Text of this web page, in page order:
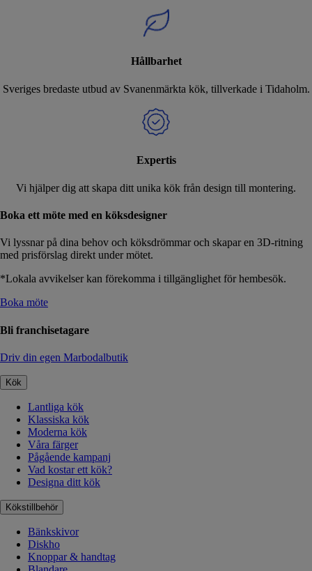
Hållbarhet
Sveriges bredaste utbud av Svanenmärkta kök, tillverkade i Tidaholm.
Expertis
Vi hjälper dig att skapa ditt unika kök från design till montering.
Boka ett möte med en köksdesigner
Vi lyssnar på dina behov och köksdrömmar och skapar en 3D-ritning
med prisförslag direkt under mötet.
*Lokala avvikelser kan förekomma i tillgänglighet för hembesök.
Boka möte
Bli franchisetagare
Driv din egen Marbodalbutik
Kök
Lantliga kök
Klassiska kök
Moderna kök
Våra färger
Pågående kampanj
Vad kostar ett kök?
Designa ditt kök
Kökstillbehör
Bänkskivor
Diskho
Knoppar & handtag